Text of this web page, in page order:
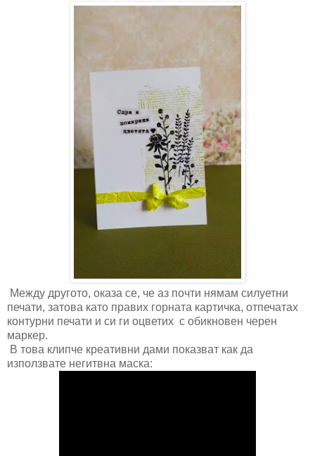
Между другото, оказа се, че аз почти нямам силуетни
печати, затова като правих горната картичка, отпечатах
контурни печати и си ги оцветих с обикновен черен
маркер.
В това клипче креативни дами показват как да
използвате негитвна маска: